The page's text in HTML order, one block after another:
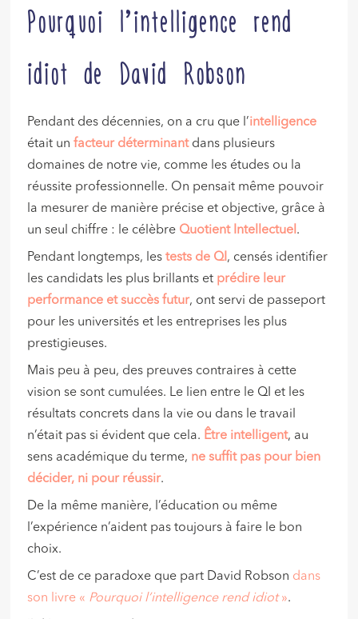
Pourquoi l’intelligence rend
idiot de David Robson
Pendant des décennies, on a cru que l’intelligence
était unfacteur déterminantdans plusieurs
domaines de notre vie, comme les études ou la
réussite professionnelle. On pensait même pouvoir
la mesurer de manière précise et objective, grâce à
un seul chiffre : le célèbre Quotient Intellectuel .
Pendant longtemps, lestests de QI , censés identifier
les candidats les plus brillants et prédire leur
performance et succès futur, ont servi de passeport
pour les universités et les entreprises les plus
prestigieuses.
Mais peu à peu, des preuves contraires à cette
vision se sont cumulées. Le lien entre le QI et les
résultats concrets dans la vie ou dans le travail
n’était pas si évident que cela. Être intelligent, au
sens académique du terme, ne suffit pas pour bien
décider, ni pour réussir.
De la même manière, l’éducation ou même
l’expérience n’aident pas toujours à faire le bon
choix.
C’est de ce paradoxe que part David Robson dans
son livre « Pourquoi l’intelligence rend idiot».